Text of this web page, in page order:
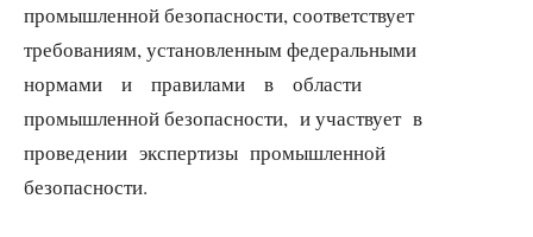
промышленной безопасности, соответствует
требованиям, установленным федеральными
нормами и правилами в области
промышленной безопасности, и участвует в
проведении экспертизы промышленной
безопасности.